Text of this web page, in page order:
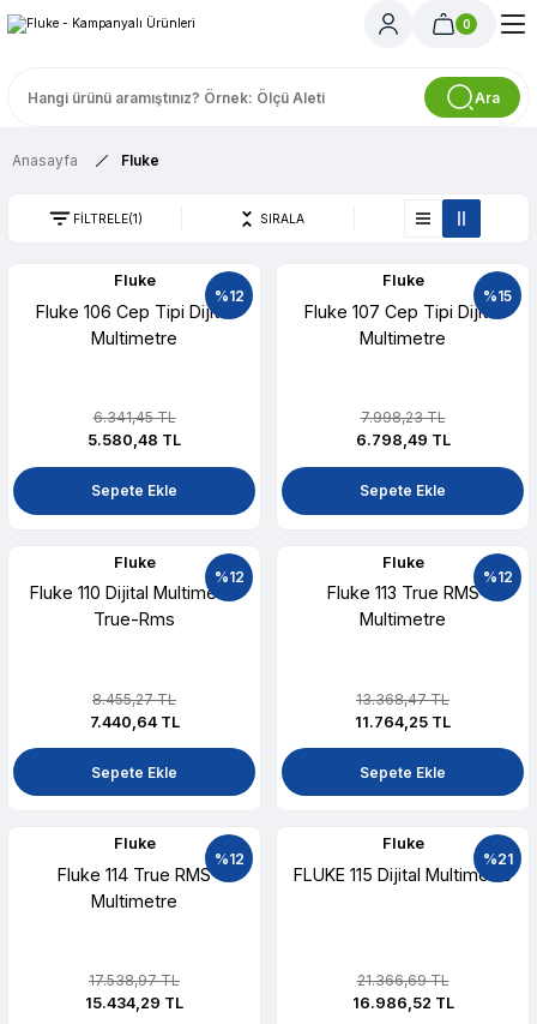
Ara
0
Anasayfa Fluke
FİLTRELE(1) SIRALA
%12
Fluke
Fluke 106 Cep Tipi Dijital
Multimetre
6.341,45 TL
5.580,48 TL
Sepete Ekle
%15
Fluke
Fluke 107 Cep Tipi Dijital
Multimetre
7.998,23 TL
6.798,49 TL
Sepete Ekle
%12
Fluke
Fluke 110 Dijital Multimetre
True-Rms
8.455,27 TL
7.440,64 TL
Sepete Ekle
%12
Fluke
Fluke 113 True RMS
Multimetre
13.368,47 TL
11.764,25 TL
Sepete Ekle
%12
Fluke
Fluke 114 True RMS
Multimetre
17.538,97 TL
15.434,29 TL
%21
Fluke
FLUKE 115 Dijital Multimetre
21.366,69 TL
16.986,52 TL